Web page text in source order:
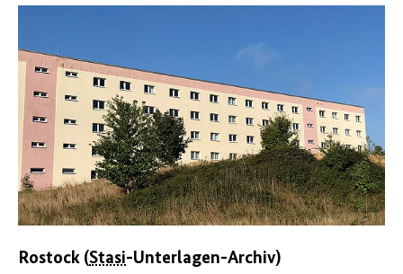
Rostock (Stasi-Unterlagen-Archiv)